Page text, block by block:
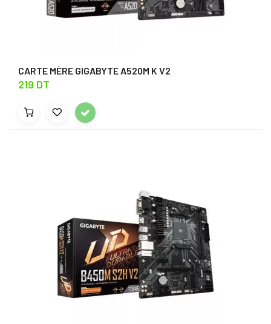
CARTE MÈRE GIGABYTE A520M K V2
219 DT